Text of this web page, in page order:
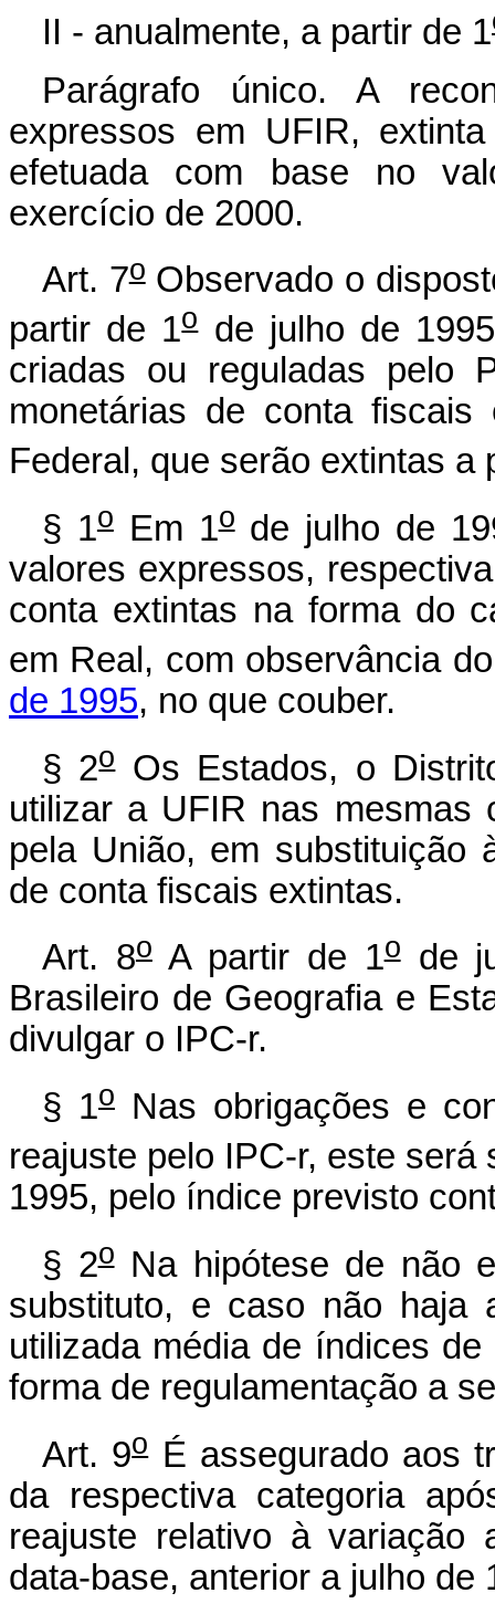
II - anualmente, a partir de 1
Parágrafo único. A
expressos em UFIR,
efetuada com base no
exercício de 2000.
Art. 7oObservado o
partir de 1ode julho de
criadas ou reguladas pelo
monetárias de conta
Federal, que serão extintas a
§ 1oEm 1ode julho de
valores expressos,
conta extintas na forma do
em Real, com observância
de 1995, no que couber.
§ 2oOs Estados, o
utilizar a UFIR nas mesmas
pela União, em substituição
de conta fiscais extintas.
Art. 8oA partir de 1ode
Brasileiro de Geografia e
divulgar o IPC-r.
§ 1o Nas obrigações e
reajuste pelo IPC-r, este
1995, pelo índice previsto
§ 2oNa hipótese de não
substituto, e caso não haja
utilizada média de índices
forma de regulamentação a
Art. 9oÉ assegurado aos
da respectiva categoria
reajuste relativo à variação
data-base, anterior a julho de